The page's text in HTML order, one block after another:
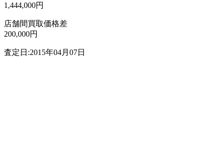
1,444,000円
店舗間買取価格差
200,000円
査定日:2015年04月07日